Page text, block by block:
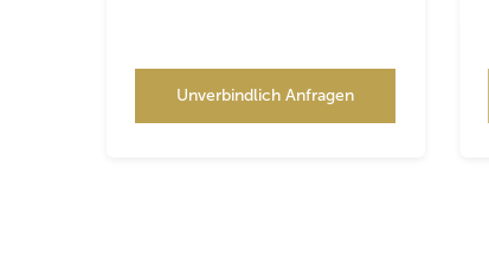
Unverbindlich Anfragen